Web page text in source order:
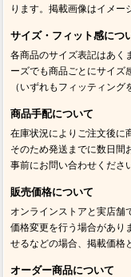
ります。掲載画像はイメー
サイズ・フィット感につ
各商品のサイズ表記はあく
ーズでも商品ごとにサイズ
（いずれもフィッティング
商品手配について
在庫状況によりご注文後に
そのため発送までに数日間
事前にお問い合わせくださ
販売価格について
オンラインストアと実店舗
価格変更を行う場合があり
せるなどの場合、掲載価格
オーダー商品について